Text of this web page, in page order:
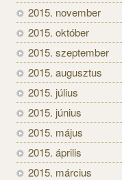
2015. november
2015. október
2015. szeptember
2015. augusztus
2015. július
2015. június
2015. május
2015. április
2015. március